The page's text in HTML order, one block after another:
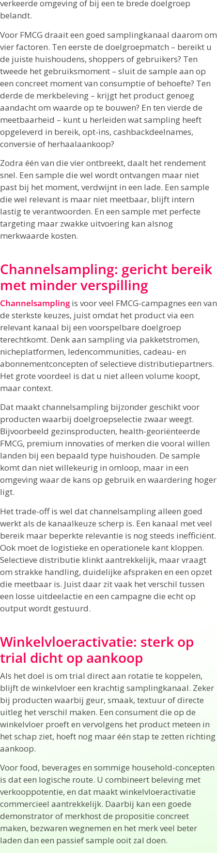
verkeerde omgeving of bij een te brede doelgroep
belandt.
Voor FMCG draait een goed samplingkanaal daarom om
vier factoren. Ten eerste de doelgroepmatch – bereikt u
de juiste huishoudens, shoppers of gebruikers? Ten
tweede het gebruiksmoment – sluit de sample aan op
een concreet moment van consumptie of behoefte? Ten
derde de merkbeleving – krijgt het product genoeg
aandacht om waarde op te bouwen? En ten vierde de
meetbaarheid – kunt u herleiden wat sampling heeft
opgeleverd in bereik, opt-ins, cashbackdeelnames,
conversie of herhaalaankoop?
Zodra één van die vier ontbreekt, daalt het rendement
snel. Een sample die wel wordt ontvangen maar niet
past bij het moment, verdwijnt in een lade. Een sample
die wel relevant is maar niet meetbaar, blijft intern
lastig te verantwoorden. En een sample met perfecte
targeting maar zwakke uitvoering kan alsnog
merkwaarde kosten.
Channelsampling: gericht bereik
met minder verspilling
Channelsamplingis voor veel FMCG-campagnes een van
de sterkste keuzes, juist omdat het product via een
relevant kanaal bij een voorspelbare doelgroep
terechtkomt. Denk aan sampling via pakketstromen,
nicheplatformen, ledencommunities, cadeau- en
abonnementconcepten of selectieve distributiepartners.
Het grote voordeel is dat u niet alleen volume koopt,
maar context.
Dat maakt channelsampling bijzonder geschikt voor
producten waarbij doelgroepselectie zwaar weegt.
Bijvoorbeeld gezinsproducten, health-georiënteerde
FMCG, premium innovaties of merken die vooral willen
landen bij een bepaald type huishouden. De sample
komt dan niet willekeurig in omloop, maar in een
omgeving waar de kans op gebruik en waardering hoger
ligt.
Het trade-off is wel dat channelsampling alleen goed
werkt als de kanaalkeuze scherp is. Een kanaal met veel
bereik maar beperkte relevantie is nog steeds inefficiënt.
Ook moet de logistieke en operationele kant kloppen.
Selectieve distributie klinkt aantrekkelijk, maar vraagt
om strakke handling, duidelijke afspraken en een opzet
die meetbaar is. Juist daar zit vaak het verschil tussen
een losse uitdeelactie en een campagne die echt op
output wordt gestuurd.
Winkelvloeractivatie: sterk op
trial dicht op aankoop
Als het doel is om trial direct aan rotatie te koppelen,
blijft de winkelvloer een krachtig samplingkanaal. Zeker
bij producten waarbij geur, smaak, textuur of directe
uitleg het verschil maken. Een consument die op de
winkelvloer proeft en vervolgens het product meteen in
het schap ziet, hoeft nog maar één stap te zetten richting
aankoop.
Voor food, beverages en sommige household-concepten
is dat een logische route. U combineert beleving met
verkooppotentie, en dat maakt winkelvloeractivatie
commercieel aantrekkelijk. Daarbij kan een goede
demonstrator of merkhost de propositie concreet
maken, bezwaren wegnemen en het merk veel beter
laden dan een passief sample ooit zal doen.